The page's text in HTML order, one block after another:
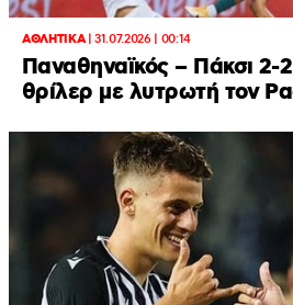
ΑΘΛΗΤΙΚΑ|31.07.2026 | 00:14
Παναθηναϊκός – Πάκσι 2-
θρίλερ με λυτρωτή τον